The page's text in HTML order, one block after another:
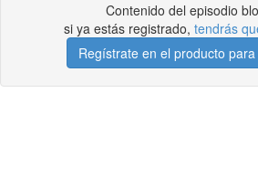
Contenido del episodio
si ya estás registrado, tendrás
Regístrate en el producto